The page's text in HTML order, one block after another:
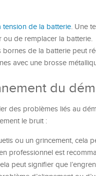
tension de la batterie. Une
ou de remplacer la batterie.
bornes de la batterie peut
avec une brosse
du
des problèmes liés au
le bruit :
ou un grincement, cela
professionnel est
peut signifier que